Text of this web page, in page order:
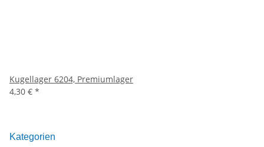
Kugellager 6204, Premiumlager
4,30 € *
Kategorien